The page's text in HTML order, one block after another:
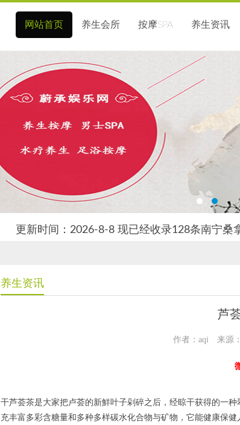
网站首页 养生会所 按摩SPA 养生资讯
更新时间：2026-8-8 现已经收录128条南宁桑
养生资讯
芦
作者：aqi 来源
干芦荟茶是大家把卢荟的新鮮叶子剁碎之后，经晾干获得的一
充丰富多彩含糖量和多种多样碳水化合物与矿物，它能健康保